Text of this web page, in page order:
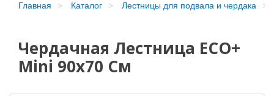
Главная Каталог Лестницы для подвала и чердака
Чердачная Лестница ECO+
Mini 90х70 См